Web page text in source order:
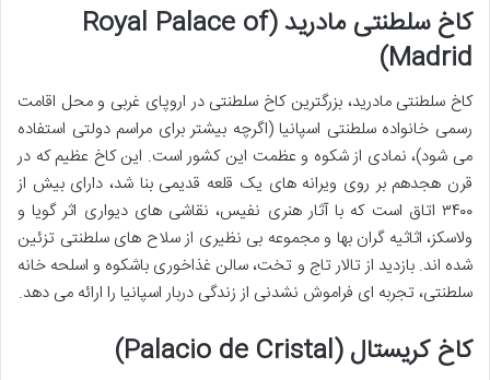
کاخ سلطنتی مادرید (Royal Palace of
Madrid)
کاخ سلطنتی مادرید، بزرگترین کاخ سلطنتی در اروپای غربی و محل اقامت
رسمی خانواده سلطنتی اسپانیا (اگرچه بیشتر برای مراسم دولتی استفاده
می شود)، نمادی از شکوه و عظمت این کشور است. این کاخ عظیم که در
قرن هجدهم بر روی ویرانه های یک قلعه قدیمی بنا شد، دارای بیش از
۳۴۰۰ اتاق است که با آثار هنری نفیس، نقاشی های دیواری اثر گویا و
ولاسکز، اثاثیه گران بها و مجموعه بی نظیری از سلاح های سلطنتی تزئین
شده اند. بازدید از تالار تاج و تخت، سالن غذاخوری باشکوه و اسلحه خانه
سلطنتی، تجربه ای فراموش نشدنی از زندگی دربار اسپانیا را ارائه می دهد.
کاخ کریستال (Palacio de Cristal)